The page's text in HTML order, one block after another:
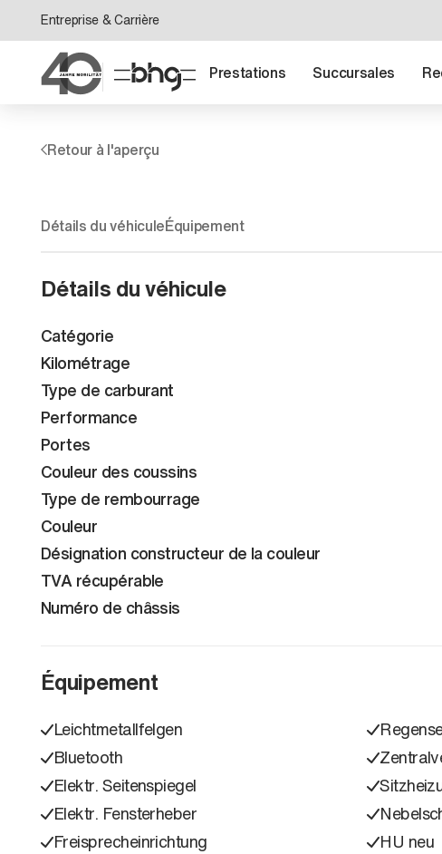
Entreprise & Carrière
Prestations Succursales
Retour à l'aperçu
Détails du véhiculeÉquipement
Détails du véhicule
Catégorie
Kilométrage
Type de carburant
Performance
Portes
Couleur des coussins
Type de rembourrage
Couleur
Désignation constructeur de la couleur
TVA récupérable
Numéro de châssis
Équipement
Leichtmetallfelgen
Bluetooth
Elektr. Seitenspiegel
Elektr. Fensterheber
Freisprecheinrichtung
HU neu